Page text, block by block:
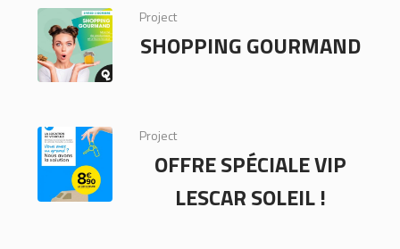
Project
SHOPPING GOURMAND
Project
OFFRE SPÉCIALE VIP
LESCAR SOLEIL !